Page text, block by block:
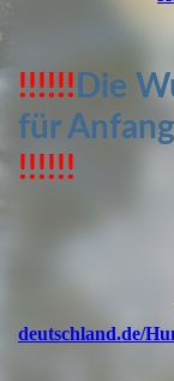
!!!!!! Die
für
!!!!!!
deutschland.de/